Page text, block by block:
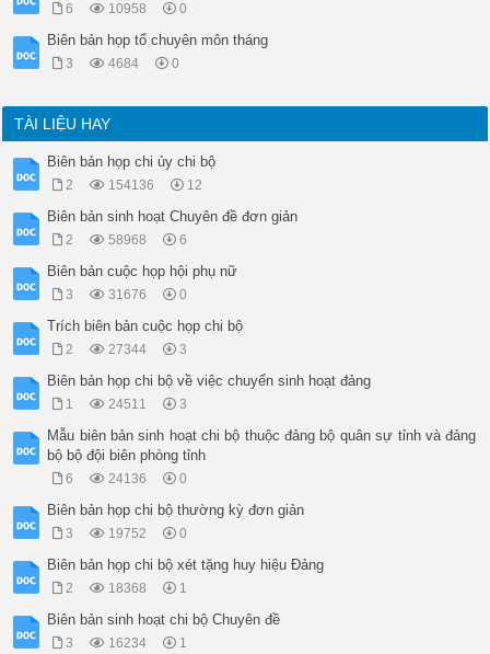
6 10958 0
Biên bản họp tổ chuyên môn tháng
3 4684 0
TÀI LIỆU HAY
Biên bản họp chi ủy chi bộ
2 154136 12
Biên bản sinh hoạt Chuyên đề đơn giản
2 58968 6
Biên bản cuộc họp hội phụ nữ
3 31676 0
Trích biên bản cuộc họp chi bộ
2 27344 3
Biên bản họp chi bộ về việc chuyển sinh hoạt đảng
1 24511 3
Mẫu biên bản sinh hoạt chi bộ thuộc đảng bộ quân sự tỉnh và đảng
bộ bộ đội biên phòng tỉnh
6 24136 0
Biên bản họp chi bộ thường kỳ đơn giản
3 19752 0
Biên bản họp chi bộ xét tặng huy hiệu Đảng
2 18368 1
Biên bản sinh hoạt chi bộ Chuyên đề
3 16234 1